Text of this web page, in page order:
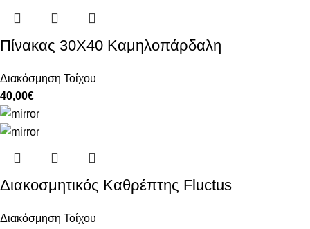
Πίνακας 30Χ40 Καμηλοπάρδαλη
Διακόσμηση Τοίχου
40,00€
Διακοσμητικός Καθρέπτης Fluctus
Διακόσμηση Τοίχου